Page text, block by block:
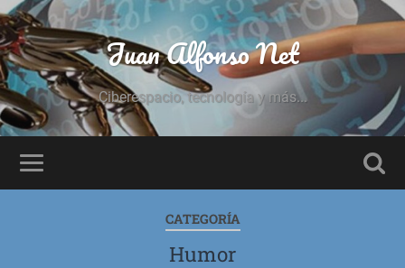
Juan Alfonso Net
Ciberespacio, tecnología y más...
CATEGORÍA
Humor